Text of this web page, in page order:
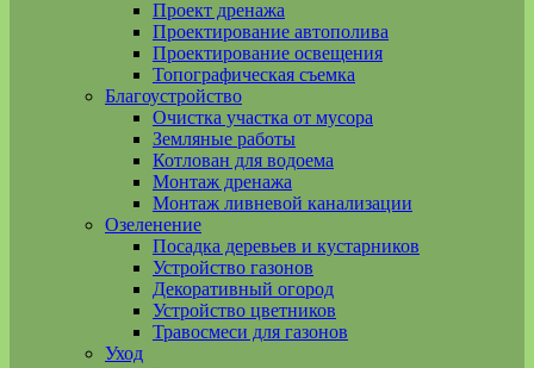
Проект дренажа
Проектирование автополива
Проектирование освещения
Топографическая съемка
Благоустройство
Очистка участка от мусора
Земляные работы
Котлован для водоема
Монтаж дренажа
Монтаж ливневой канализации
Озеленение
Посадка деревьев и кустарников
Устройство газонов
Декоративный огород
Устройство цветников
Травосмеси для газонов
Уход